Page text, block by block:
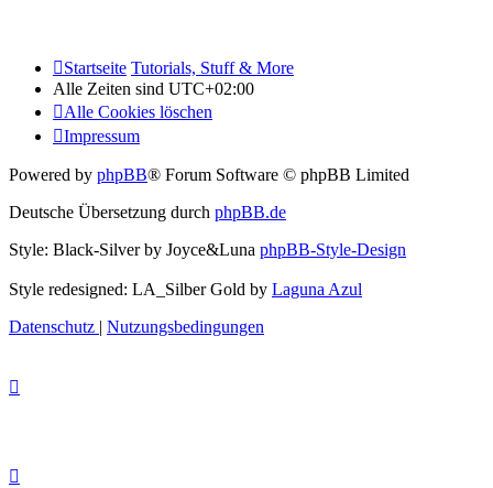
Startseite Tutorials, Stuff & More
Alle Zeiten sind UTC+02:00
Alle Cookies löschen
Impressum
Powered by phpBB® Forum Software © phpBB Limited
Deutsche Übersetzung durch phpBB.de
Style: Black-Silver by Joyce&Luna phpBB-Style-Design
Style redesigned: LA_Silber Gold by Laguna Azul
Datenschutz | Nutzungsbedingungen